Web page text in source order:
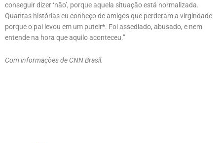
conseguir dizer ‘não’, porque aquela situação está normalizada.
Quantas histórias eu conheço de amigos que perderam a virgindade
porque o pai levou em um puteir*. Foi assediado, abusado, e nem
entende na hora que aquilo aconteceu.”
Com informações de CNN Brasil.